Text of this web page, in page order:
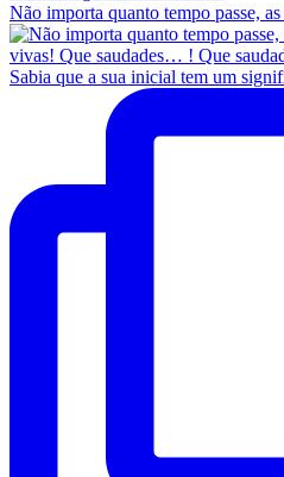
Não importa quanto tempo passe,
Sabia que a sua inicial tem um